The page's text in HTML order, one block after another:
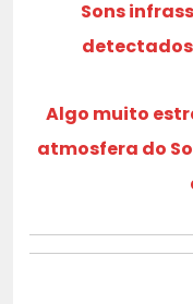
Sons
Algo muito
atmosfera do